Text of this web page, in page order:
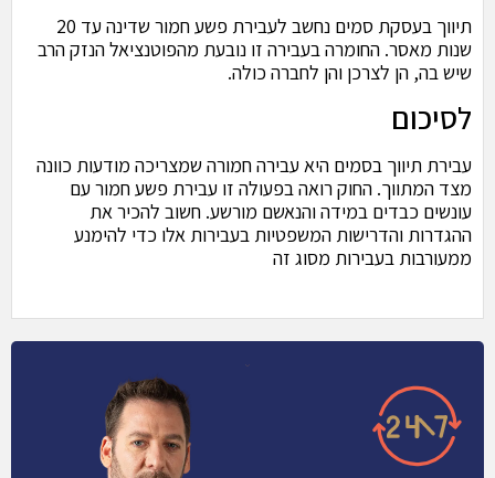
תיווך בעסקת סמים נחשב לעבירת פשע חמור שדינה עד 20
שנות מאסר. החומרה בעבירה זו נובעת מהפוטנציאל הנזק הרב
שיש בה, הן לצרכן והן לחברה כולה.
לסיכום
עבירת תיווך בסמים היא עבירה חמורה שמצריכה מודעות כוונה
מצד המתווך. החוק רואה בפעולה זו עבירת פשע חמור עם
עונשים כבדים במידה והנאשם מורשע. חשוב להכיר את
ההגדרות והדרישות המשפטיות בעבירות אלו כדי להימנע
ממעורבות בעבירות מסוג זה